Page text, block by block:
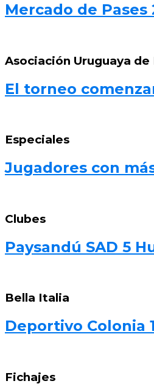
Mercado de Pases
Asociación Uruguaya de
El torneo
Especiales
Jugadores con
Clubes
Paysandú SAD 5
Bella Italia
Deportivo Colonia
Fichajes